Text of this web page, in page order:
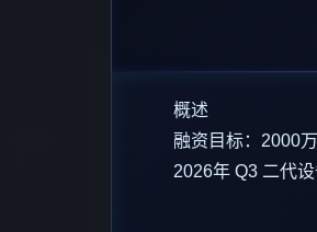
概述
融资目标：2000
2026年 Q3 二代